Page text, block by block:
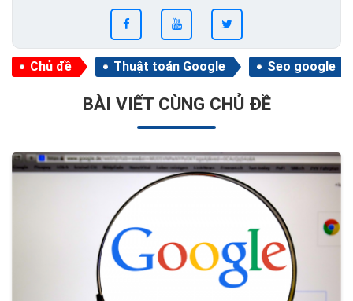
Chủ đề Thuật toán Google Seo google
BÀI VIẾT CÙNG CHỦ ĐỀ